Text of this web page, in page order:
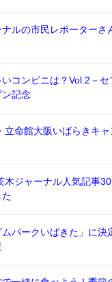
ルの市民レポーターさ
コンビニは？Vol.2－
記念
立命館大阪いばらきキ
木ジャーナル人気記事
パークいばきた」に決